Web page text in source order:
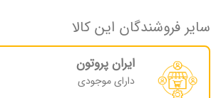
سایر فروشندگان این کالا
ایران پروتون
دارای موجودی